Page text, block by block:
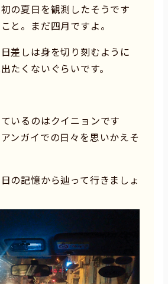
の夏日を観測したそうです
と。まだ四月ですよ。
差しは身を切り刻むように
たくないぐらいです。
いるのはクイニョンです
ンガイでの日々を思いかえそ
の記憶から辿って行きましょ